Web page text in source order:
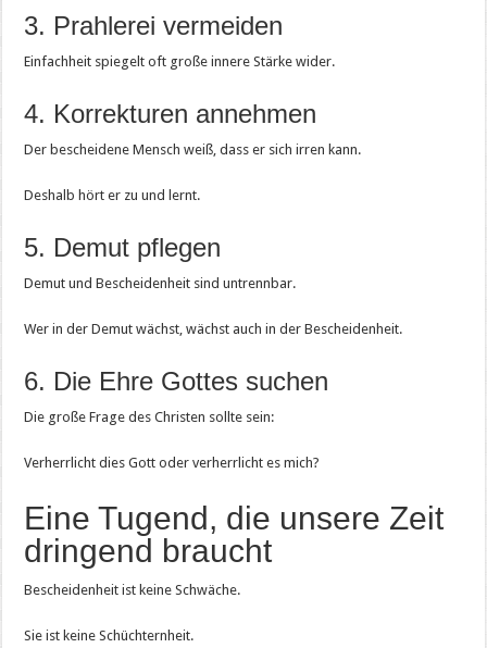
3. Prahlerei vermeiden
Einfachheit spiegelt oft große innere Stärke wider.
4. Korrekturen annehmen
Der bescheidene Mensch weiß, dass er sich irren kann.
Deshalb hört er zu und lernt.
5. Demut pflegen
Demut und Bescheidenheit sind untrennbar.
Wer in der Demut wächst, wächst auch in der Bescheidenheit.
6. Die Ehre Gottes suchen
Die große Frage des Christen sollte sein:
Verherrlicht dies Gott oder verherrlicht es mich?
Eine Tugend, die unsere Zeit
dringend braucht
Bescheidenheit ist keine Schwäche.
Sie ist keine Schüchternheit.